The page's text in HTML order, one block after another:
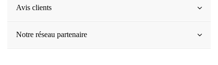
Avis clients
Notre réseau partenaire